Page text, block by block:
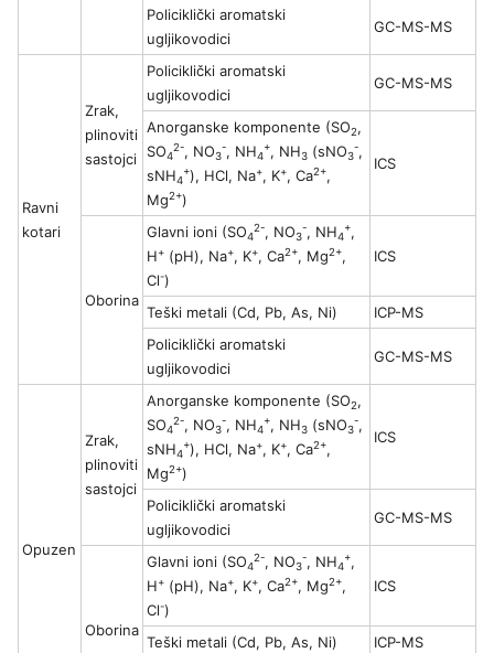
Policiklički aromatski
ugljikovodici
GC-MS-MS
Ravni
kotari
Zrak,
plinoviti
sastojci
Policiklički aromatski
ugljikovodici
GC-MS-MS
Anorganske komponente (SO2,
SO4
2-, NO3
-, NH4
+, NH3 (sNO3
-,
sNH4
+), HCl, Na+, K+, Ca2+,
Mg2+)
ICS
Oborina
Glavni ioni (SO4
2-, NO3
-, NH4
+,
H+ (pH), Na+, K+, Ca2+, Mg2+,
Cl-)
ICS
Teški metali (Cd, Pb, As, Ni)
ICP-MS
Policiklički aromatski
ugljikovodici
GC-MS-MS
Opuzen
Zrak,
plinoviti
sastojci
Anorganske komponente (SO2,
SO4
2-, NO3
-, NH4
+, NH3 (sNO3
-,
sNH4
+), HCl, Na+, K+, Ca2+,
Mg2+)
ICS
Policiklički aromatski
ugljikovodici
GC-MS-MS
Oborina
Glavni ioni (SO4
2-, NO3
-, NH4
+,
H+ (pH), Na+, K+, Ca2+, Mg2+,
Cl-)
ICS
Teški metali (Cd, Pb, As, Ni)
ICP-MS